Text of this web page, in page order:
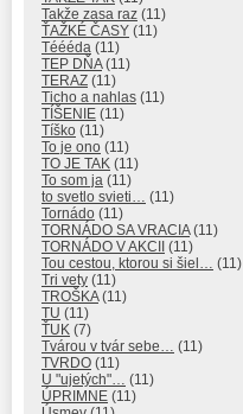
Takže zasa raz (11)
ŤAŽKÉ ČASY (11)
Téééda (11)
TEP DŇA(11)
TERAZ (11)
Ticho a nahlas (11)
TÍŠENIE (11)
Tíško (11)
To je ono (11)
TO JE TAK (11)
To som ja (11)
to svetlo svieti…
(11)
Tornádo (11)
TORNÁDO SA VRACIA(11)
TORNÁDO V AKCII (11)
Tou cestou, ktorou si šiel…
(11)
Tri vety (11)
TROŠKA(11)
TU (11)
ŤUK (7)
Tvárou v tvár sebe…
(11)
TVRDO (11)
U "ujetých"…
(11)
ÚPRIMNE (11)